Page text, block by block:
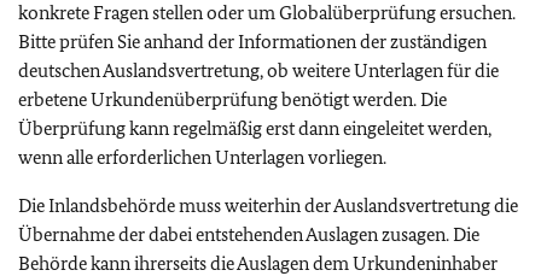
konkrete Fragen stellen oder um Globalüberprüfung ersuchen.
Bitte prüfen Sie anhand der Informationen der zuständigen
deutschen Auslandsvertretung, ob weitere Unterlagen für die
erbetene Urkundenüberprüfung benötigt werden. Die
Überprüfung kann regelmäßig erst dann eingeleitet werden,
wenn alle erforderlichen Unterlagen vorliegen.
Die Inlandsbehörde muss weiterhin der Auslandsvertretung die
Übernahme der dabei entstehenden Auslagen zusagen. Die
Behörde kann ihrerseits die Auslagen dem Urkundeninhaber